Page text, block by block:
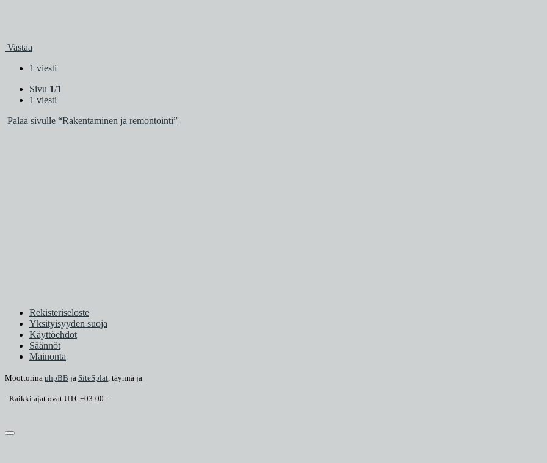
Vastaa
1 viesti
Sivu 1/1
1 viesti
Palaa sivulle “Rakentaminen ja remontointi”
Rekisteriseloste
Yksityisyyden suoja
Käyttöehdot
Säännöt
Mainonta
Moottorina phpBB ja SiteSplat , täynnä ja
- Kaikki ajat ovat UTC+03:00 -